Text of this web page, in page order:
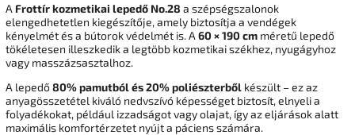
A Frottír kozmetikai lepedő No.28 a szépségszalonok
elengedhetetlen kiegészítője, amely biztosítja a vendégek
kényelmét és a bútorok védelmét is. A 60 × 190 cm méretű lepedő
tökéletesen illeszkedik a legtöbb kozmetikai székhez, nyugágyhoz
vagy masszázsasztalhoz.
A lepedő80% pamutból és 20% poliészterből készült – ez az
anyagösszetétel kiváló nedvszívó képességet biztosít, elnyeli a
folyadékokat, például izzadságot vagy olajat, így az eljárások alatt
maximális komfortérzetet nyújt a páciens számára.